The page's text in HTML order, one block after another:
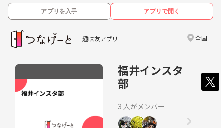
アプリを入手 アプリで開く
趣味友アプリ 全国
福井インスタ
部
3 人がメンバー